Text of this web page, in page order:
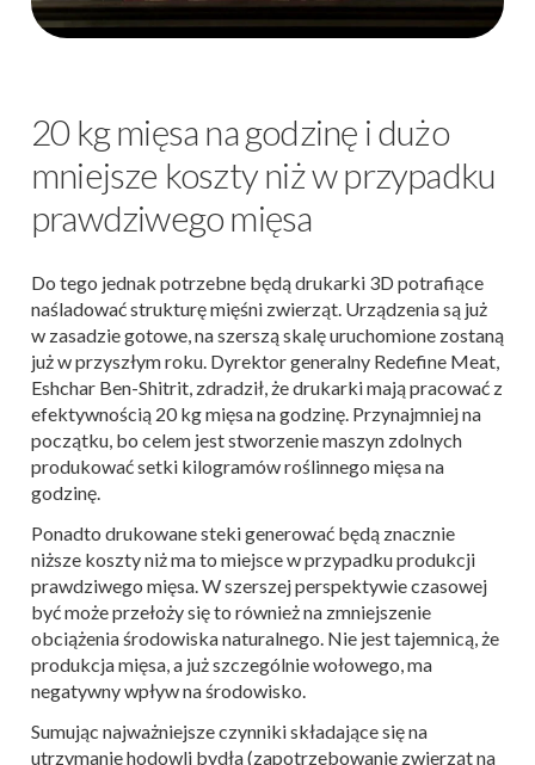
20 kg mięsa na godzinę i dużo
mniejsze koszty niż w przypadku
prawdziwego mięsa
Do tego jednak potrzebne będą drukarki 3D potrafiące
naśladować strukturę mięśni zwierząt. Urządzenia są już
w zasadzie gotowe, na szerszą skalę uruchomione zostaną
już w przyszłym roku. Dyrektor generalny Redefine Meat,
Eshchar Ben-Shitrit, zdradził, że drukarki mają pracować z
efektywnością 20 kg mięsa na godzinę. Przynajmniej na
początku, bo celem jest stworzenie maszyn zdolnych
produkować setki kilogramów roślinnego mięsa na
godzinę.
Ponadto drukowane steki generować będą znacznie
niższe koszty niż ma to miejsce w przypadku produkcji
prawdziwego mięsa. W szerszej perspektywie czasowej
być może przełoży się to również na zmniejszenie
obciążenia środowiska naturalnego. Nie jest tajemnicą, że
produkcja mięsa, a już szczególnie wołowego, ma
negatywny wpływ na środowisko.
Sumując najważniejsze czynniki składające się na
utrzymanie hodowli bydła (zapotrzebowanie zwierząt na